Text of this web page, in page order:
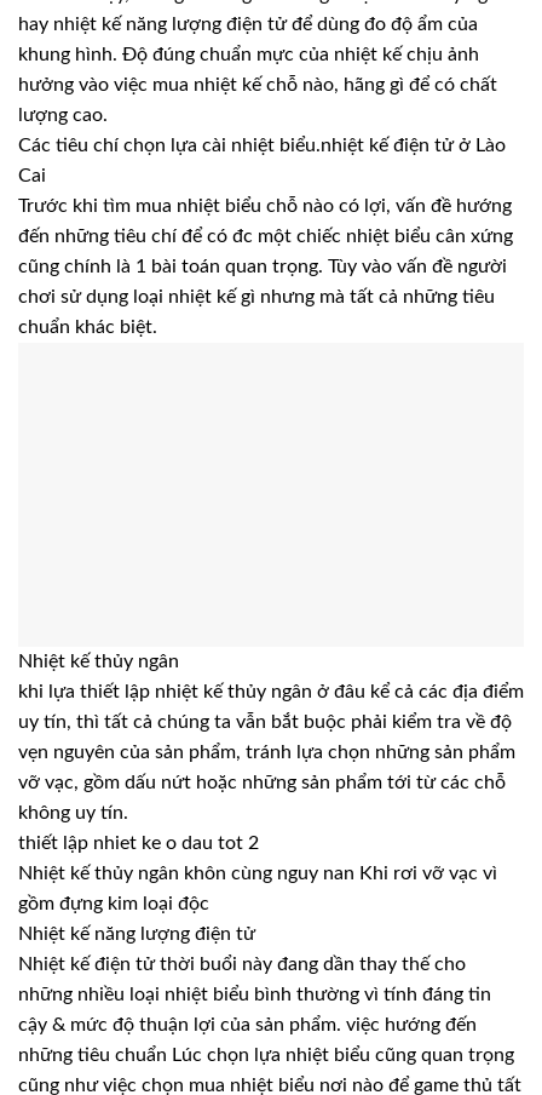
hay nhiệt kế năng lượng điện tử để dùng đo độ ẩm của
khung hình. Độ đúng chuẩn mực của nhiệt kế chịu ảnh
hưởng vào việc mua nhiệt kế chỗ nào, hãng gì để có chất
lượng cao.
Các tiêu chí chọn lựa cài nhiệt biểu.nhiệt kế điện tử ở Lào
Cai
Trước khi tìm mua nhiệt biểu chỗ nào có lợi, vấn đề hướng
đến những tiêu chí để có đc một chiếc nhiệt biểu cân xứng
cũng chính là 1 bài toán quan trọng. Tùy vào vấn đề người
chơi sử dụng loại nhiệt kế gì nhưng mà tất cả những tiêu
chuẩn khác biệt.
Nhiệt kế thủy ngân
khi lựa thiết lập nhiệt kế thủy ngân ở đâu kể cả các địa điểm
uy tín, thì tất cả chúng ta vẫn bắt buộc phải kiểm tra về độ
vẹn nguyên của sản phẩm, tránh lựa chọn những sản phẩm
vỡ vạc, gồm dấu nứt hoặc những sản phẩm tới từ các chỗ
không uy tín.
thiết lập nhiet ke o dau tot 2
Nhiệt kế thủy ngân khôn cùng nguy nan Khi rơi vỡ vạc vì
gồm đựng kim loại độc
Nhiệt kế năng lượng điện tử
Nhiệt kế điện tử thời buổi này đang dần thay thế cho
những nhiều loại nhiệt biểu bình thường vì tính đáng tin
cậy & mức độ thuận lợi của sản phẩm. việc hướng đến
những tiêu chuẩn Lúc chọn lựa nhiệt biểu cũng quan trọng
cũng như việc chọn mua nhiệt biểu nơi nào để game thủ tất